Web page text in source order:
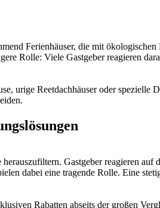
Ferienhäuser, die mit
Rolle: Viele Gastgeber reagieren
urige Reetdachhäuser oder
Gastgeber reagieren
dabei eine tragende Rolle. Eine
Rabatten abseits der großen